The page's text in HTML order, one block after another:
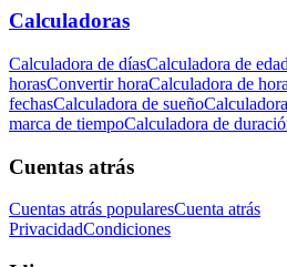
Calculadoras
Calculadora de díasCalculadora de edad
horasConvertir horaCalculadora de
fechasCalculadora de sueño
marca de tiempoCalculadora de
Cuentas atrás
Cuentas atrás popularesCuenta atrás
PrivacidadCondiciones